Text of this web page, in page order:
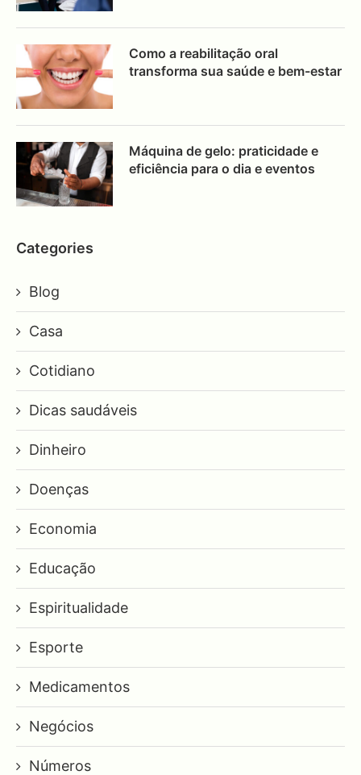
Como a reabilitação oral
transforma sua saúde e bem-estar
Máquina de gelo: praticidade e
eficiência para o dia e eventos
Categories
Blog
Casa
Cotidiano
Dicas saudáveis
Dinheiro
Doenças
Economia
Educação
Espiritualidade
Esporte
Medicamentos
Negócios
Números